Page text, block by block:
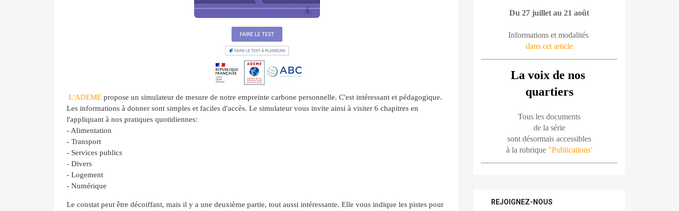
L'ADEME propose un simulateur de mesure de notre empreinte carbone personnelle. C'est intéressant et pédagogique.
Les informations à donner sont simples et faciles d'accès. Le simulateur vous invite ainsi à visiter 6 chapitres en
l'appliquant à nos pratiques quotidiennes:
- Alimentation
- Transport
- Services publics
- Divers
- Logement
- Numérique
Le constat peut être décoiffant, mais il y a une deuxième partie, tout aussi intéressante. Elle vous indique les pistes pour
Du 27 juillet au 21 août
Informations et modalités
dans cet article
La voix de nos
quartiers
Tous les documents
de la série
sont désormais accessibles
à la rubrique "Publications'
REJOIGNEZ-NOUS